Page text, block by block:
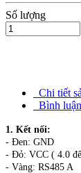
Số lượng
Chi tiết
Bình luận
1. Kết nối:
- Đen: GND
- Đỏ: VCC ( 4.0
- Vàng: RS485 A